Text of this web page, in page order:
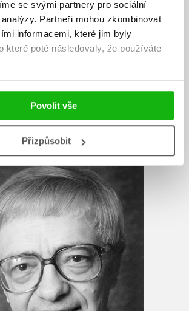
se svými partnery pro sociální
Partneři mohou zkombinovat
informacemi, které jim byly
které poté následovaly, že používáte
Povolit vše
Přizpůsobit
s M. NevrlýmNáčelníkbyly v této anketě
Brnox(s Kateřinou Šedou) a rozhovory se
jenže jinakzískal ocenění Magnesia Litera; za
Být dlužen za duši byl na toto ocenění